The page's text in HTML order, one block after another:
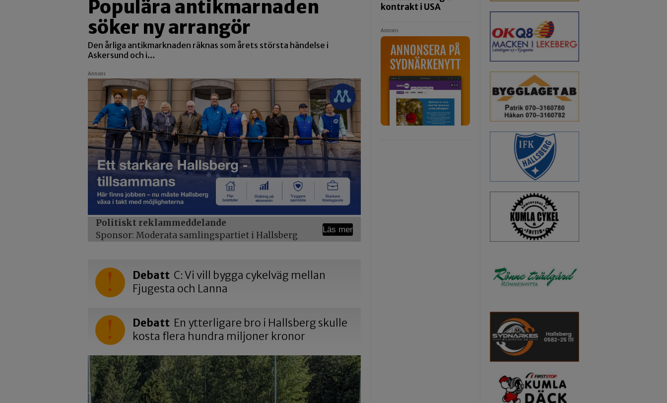
Populära antikmarnaden
söker ny arrangör
Den årliga antikmarknaden räknas som årets största händelse i
Askersund och i…
Annons
Politiskt reklammeddelande
Sponsor: Moderata samlingspartiet i Hallsberg
Läs mer
Debatt C: Vi vill bygga cykelväg mellan
Fjugesta och Lanna
Debatt En ytterligare bro i Hallsberg skulle
kosta flera hundra miljoner kronor
kontrakt i USA
Annons